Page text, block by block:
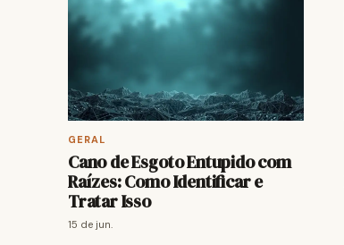
GERAL
Cano de Esgoto Entupido com
Raízes: Como Identificar e
Tratar Isso
15 de jun.